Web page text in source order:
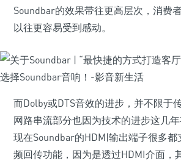
Soundbar的效果带往更高层次，消费
以往更容易受到感动。
而Dolby或DTS音效的进步，并不限于
网路串流部分也因为技术的进步这几
现在Soundbar的HDM|输出端子很多都
频回传功能，因为是透过HDMI介面，